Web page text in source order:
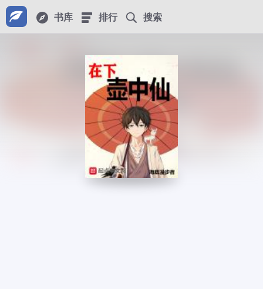
书库 排行 搜索